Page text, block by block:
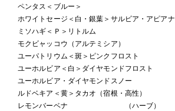
ペンタス＜ブルー＞
ホワイトセージ＜白・銀葉＞サルビア・アピアナ
ミソハギ＜Ｐ＞リトルム
モクビャッコウ（アルテミシア）
ユーパトリウム＜斑＞ピンクフロスト
ユーホルビア＜白＞ダイヤモンドフロスト
ユーホルビア・ダイヤモンドスノー
ルドベキア＜黄＞タカオ（宿根・高性）
レモンバーベナ （ハーブ）